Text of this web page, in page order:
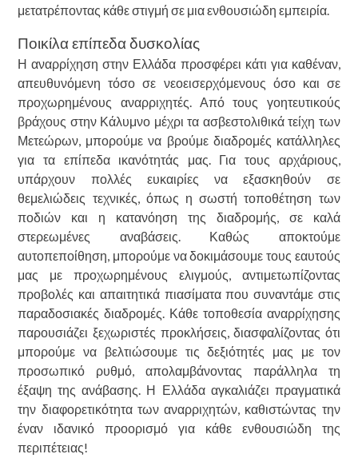
μετατρέποντας κάθε στιγμή σε μια ενθουσιώδη εμπειρία.
Ποικίλα επίπεδα δυσκολίας
Η αναρρίχηση στην Ελλάδα προσφέρει κάτι για καθέναν,
απευθυνόμενη τόσο σε νεοεισερχόμενους όσο και σε
προχωρημένους αναρριχητές. Από τους γοητευτικούς
βράχους στην Κάλυμνο μέχρι τα ασβεστολιθικά τείχη των
Μετεώρων, μπορούμε να βρούμε διαδρομές κατάλληλες
για τα επίπεδα ικανότητάς μας. Για τους αρχάριους,
υπάρχουν πολλές ευκαιρίες να εξασκηθούν σε
θεμελιώδεις τεχνικές, όπως η σωστή τοποθέτηση των
ποδιών και η κατανόηση της διαδρομής, σε καλά
στερεωμένες αναβάσεις. Καθώς αποκτούμε
αυτοπεποίθηση, μπορούμε να δοκιμάσουμε τους εαυτούς
μας με προχωρημένους ελιγμούς, αντιμετωπίζοντας
προβολές και απαιτητικά πιασίματα που συναντάμε στις
παραδοσιακές διαδρομές. Κάθε τοποθεσία αναρρίχησης
παρουσιάζει ξεχωριστές προκλήσεις, διασφαλίζοντας ότι
μπορούμε να βελτιώσουμε τις δεξιότητές μας με τον
προσωπικό ρυθμό, απολαμβάνοντας παράλληλα τη
έξαψη της ανάβασης. Η Ελλάδα αγκαλιάζει πραγματικά
την διαφορετικότητα των αναρριχητών, καθιστώντας την
έναν ιδανικό προορισμό για κάθε ενθουσιώδη της
περιπέτειας!